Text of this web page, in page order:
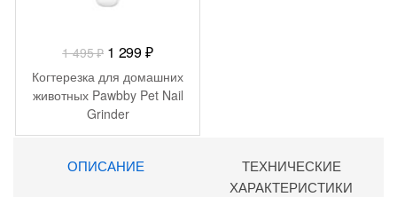
1 495₽ Первоначальная
цена
составляла
1
495 ₽.
1 299₽Текущая
цена:
1
Когтерезка для домашних
животных Pawbby Pet Nail
Grinder
ОПИСАНИЕ
ТЕХНИЧЕСКИЕ
ХАРАКТЕРИСТИКИ